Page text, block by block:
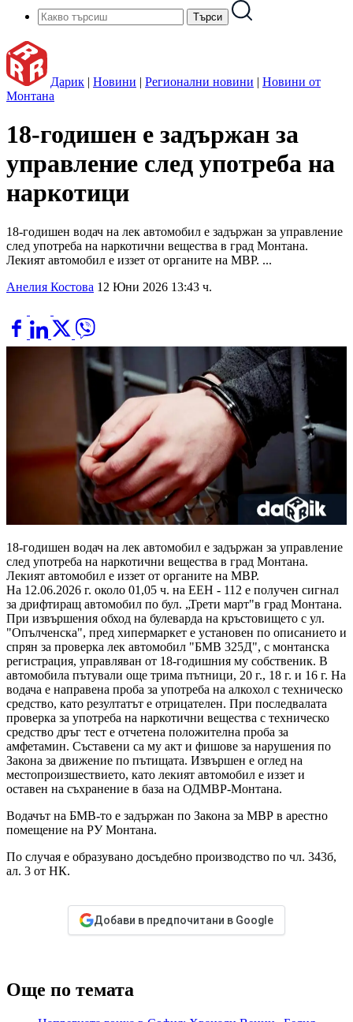
Дарик | Новини | Регионални новини | Новини от
Монтана
18-годишен е задържан за
управление след употреба на
наркотици
18-годишен водач на лек автомобил е задържан за управление
след употреба на наркотични вещества в град Монтана.
Лекият автомобил е иззет от органите на МВР. ...
Анелия Костова 12 Юни 2026 13:43 ч.
18-годишен водач на лек автомобил е задържан за управление
след употреба на наркотични вещества в град Монтана.
Лекият автомобил е иззет от органите на МВР.
На 12.06.2026 г. около 01,05 ч. на ЕЕН - 112 е получен сигнал
за дрифтиращ автомобил по бул. „Трети март"в град Монтана.
При извършения обход на булеварда на кръстовището с ул.
"Опълченска", пред хипермаркет е установен по описанието и
спрян за проверка лек автомобил "БМВ 325Д", с монтанска
регистрация, управляван от 18-годишния му собственик. В
автомобила пътували още трима пътници, 20 г., 18 г. и 16 г. На
водача е направена проба за употреба на алкохол с техническо
средство, като резултатът е отрицателен. При последвалата
проверка за употреба на наркотични вещества с техническо
средство дръг тест е отчетена положителна проба за
амфетамин. Съставени са му акт и фишове за нарушения по
Закона за движение по пътищата. Извършен е оглед на
местопроизшествието, като лекият автомобил е иззет и
оставен на съхранение в база на ОДМВР-Монтана.
Водачът на БМВ-то е задържан по Закона за МВР в арестно
помещение на РУ Монтана.
По случая е образувано досъдебно производство по чл. 343б,
ал. 3 от НК.
Добави в предпочитани в Google
Още по темата